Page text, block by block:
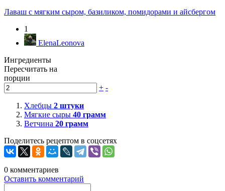
Лаваш с мягким сыром, базиликом, помидорами и айсбергом
1
ElenaLeonova
Ингредиенты
Пересчитать на
порции
+ -
Хлебцы 2 штуки
Мягкие сыры 40 грамм
Ветчина 20 грамм
Поделитесь рецептом в соцсетях
0 комментариев
Оставить комментарий